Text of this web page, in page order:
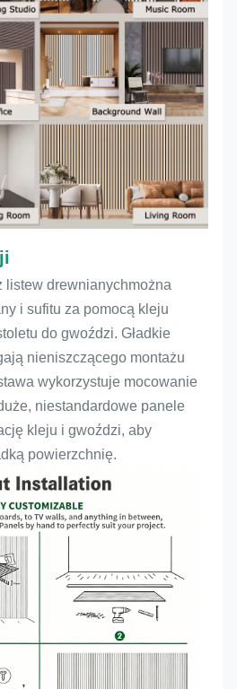
listew drewnianychmożna
i sufitu za pomocą kleju
do gwoździ. Gładkie
nieniszczącego montażu
wykorzystuje mocowanie
niestandardowe panele
kleju i gwoździ, aby
powierzchnię.